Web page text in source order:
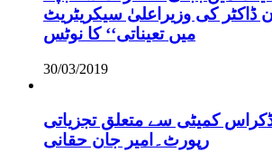
ڈاکٹر کی وزیراعلیٰ سیکریٹریٹ
میں تعیناتی‘‘ کا نوٹس
30/03/2019
کمیٹی سے متعلق تجزیاتی
رپورٹ۔امیر جان حقانی